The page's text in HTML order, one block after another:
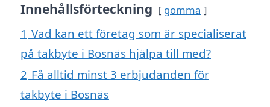
Innehållsförteckning gömma
1 Vad kan ett företag som är specialiserat
på takbyte i Bosnäs hjälpa till med?
2 Få alltid minst 3 erbjudanden för
takbyte i Bosnäs